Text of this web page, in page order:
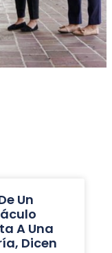
Un
A Una
Dicen